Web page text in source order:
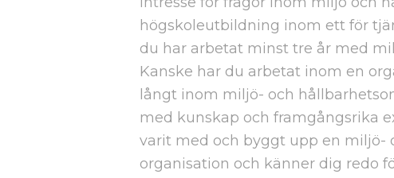
högskoleutbildning inom ett för
du har arbetat minst tre år med
Kanske har du arbetat inom en
långt inom miljö- och
med kunskap och framgångsrika
varit med och byggt upp en miljö-
organisation och känner dig redo